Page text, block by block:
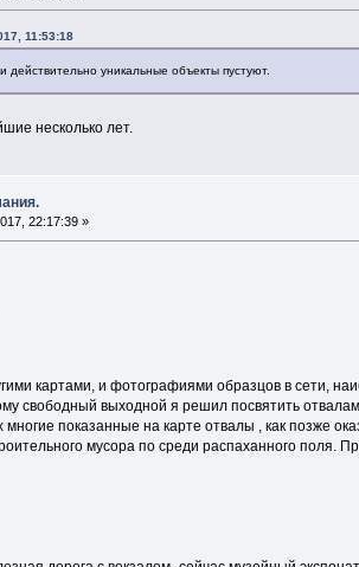
11:53:18
действительно уникальные объекты пустуют.
несколько лет.
22:17:39 »
картами, и фотографиями образцов в сети,
свободный выходной я решил посвятить
многие показанные на карте отвалы , как позже
мусора по среди распаханного